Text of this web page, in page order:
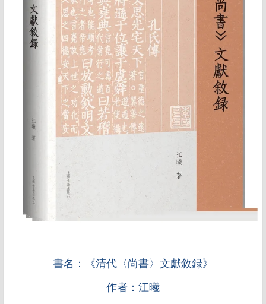
書名：《清代〈尚書〉文獻敘録》
作者：江曦